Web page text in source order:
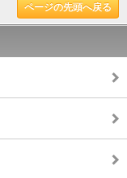
ページの先頭へ戻る